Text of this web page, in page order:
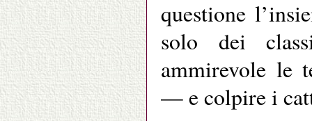
questione
solo dei
ammirevole le
— e colpire i